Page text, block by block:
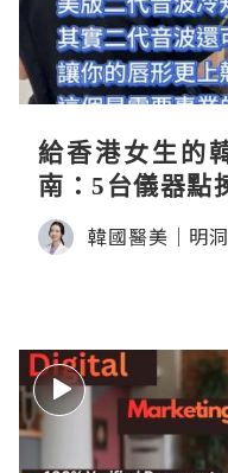
給香港女生的
南：5台儀器點
韓國醫美｜明